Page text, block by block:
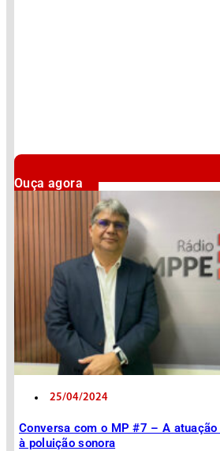
Ouça agora
25/04/2024
Conversa com o MP #7 – A
à poluição sonora